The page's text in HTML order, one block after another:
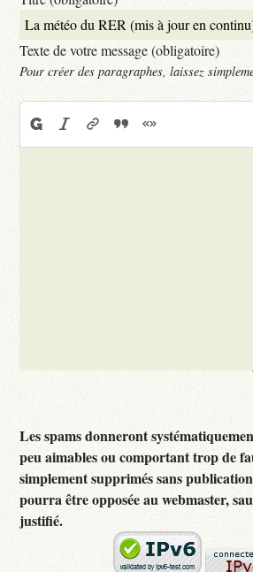
Texte de votre message (obligatoire)
Pour créer des paragraphes, laissez
Les spams donneront
peu aimables ou comportant trop de
simplement supprimés sans
pourra être opposée au webmaster,
justifié.